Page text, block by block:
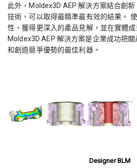
此外，Moldex3D AEP 解決方案結合創
技術，可以取得最精準最有效的結果。
性，獲得更深入的產品見解，並在實體
Moldex3D AEP 解決方案是企業成功把
和創造競爭優勢的最佳利器。
Designer BLM